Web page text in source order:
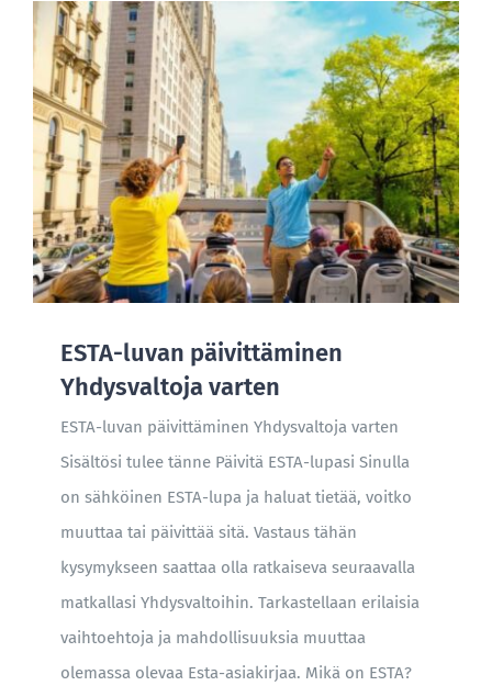
ESTA-luvan päivittäminen
Yhdysvaltoja varten
ESTA-luvan päivittäminen Yhdysvaltoja varten
Sisältösi tulee tänne Päivitä ESTA-lupasi Sinulla
on sähköinen ESTA-lupa ja haluat tietää, voitko
muuttaa tai päivittää sitä. Vastaus tähän
kysymykseen saattaa olla ratkaiseva seuraavalla
matkallasi Yhdysvaltoihin. Tarkastellaan erilaisia
vaihtoehtoja ja mahdollisuuksia muuttaa
olemassa olevaa Esta-asiakirjaa. Mikä on ESTA?